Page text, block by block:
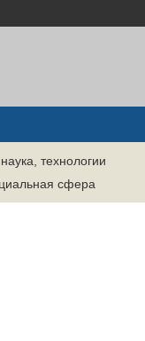
технологии
сфера